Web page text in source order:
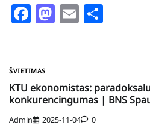
Facebook
Mastodon
Email
ŠVIETIMAS
KTU ekonomistas:
konkurencingumas | BNS
Admin 2025-11-04 0